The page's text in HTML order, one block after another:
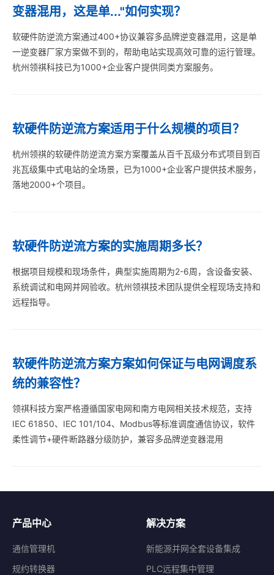
变器混用，这是单..."如何实现？
软硬件防逆流方案通过400+协议兼容多品牌逆变器混用，这是单
一逆变器厂家方案做不到的，帮助电站实现高效可靠的运行管理。
杭州领祺科技已为1000+企业客户提供同类方案服务。
软硬件防逆流方案适用于什么规模的项目？
杭州领祺的软硬件防逆流方案方案覆盖从百千瓦级分布式项目到百
兆瓦级集中式电站的全场景，已为1000+企业客户提供技术服务，
落地2000+个项目。
软硬件防逆流方案的实施周期多长？
根据项目规模和现场条件，典型实施周期为2-6周，含设备安装、
系统调试和电网并网验收。杭州领祺技术团队提供全程现场支持和
远程指导。
软硬件防逆流方案方案如何保证与电网调度系
统的兼容性？
领祺科技方案严格遵循国家电网和南方电网相关技术规范，支持
IEC 61850、IEC 101/104、Modbus等标准调度通信协议，软件
柔性调节+硬件断路器分级防护，兼容多品牌逆变器混用
产品中心
通信管理机
规约转换器
解决方案
新能源并网全套设备集成
PLC远程集中管理